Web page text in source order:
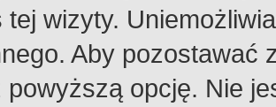
tej wizyty.
Aby pozostawać
powyższą opcję. Nie